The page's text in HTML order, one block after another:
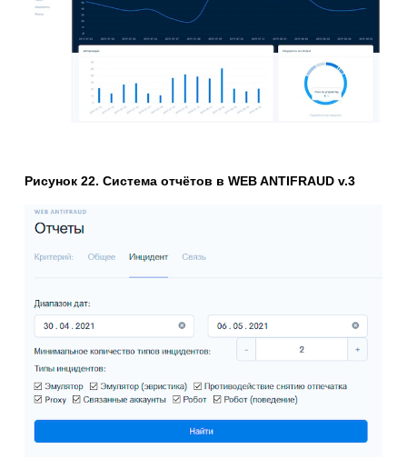
Рисунок 22. Система отчётов в WEB ANTIFRAUD v.3